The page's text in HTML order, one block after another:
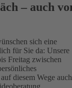
– auch
sich eine
für Sie da: Unsere
Freitag zwischen
diesem Wege auch